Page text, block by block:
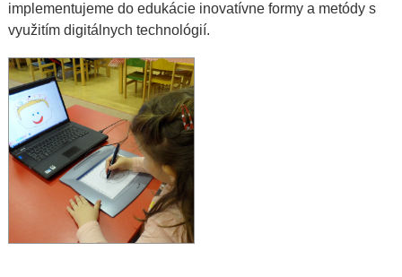
implementujeme do edukácie inovatívne formy a metódy s
využitím digitálnych technológií.